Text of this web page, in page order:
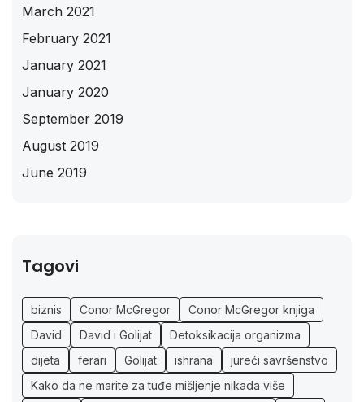
March 2021
February 2021
January 2021
January 2020
September 2019
August 2019
June 2019
Tagovi
biznis Conor McGregor
Conor McGregor knjiga
David
David i Golijat
Detoksikacija organizma
dijeta
ferari Golijat ishrana
jureći savršenstvo
Kako da ne marite za tuđe mišljenje nikada više